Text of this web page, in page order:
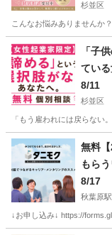
杉並区
こんなお悩みありませんか
東京 杉並区 セミナ
「子
てい
8/11
杉並区
「もう雇われには戻らない
東京 杉並区 セミナ
無料
もら
8/17
秋葉原駅
↓お申し込み↓ https://